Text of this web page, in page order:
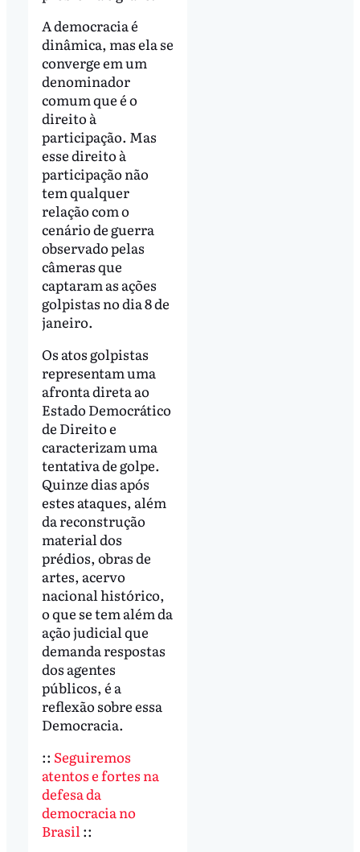
A democracia é
dinâmica, mas ela se
converge em um
denominador
comum que é o
direito à
participação. Mas
esse direito à
participação não
tem qualquer
relação com o
cenário de guerra
observado pelas
câmeras que
captaram as ações
golpistas no dia 8 de
janeiro.
Os atos golpistas
representam uma
afronta direta ao
Estado Democrático
de Direito e
caracterizam uma
tentativa de golpe.
Quinze dias após
estes ataques, além
da reconstrução
material dos
prédios, obras de
artes, acervo
nacional histórico,
o que se tem além da
ação judicial que
demanda respostas
dos agentes
públicos, é a
reflexão sobre essa
Democracia.
:: Seguiremos
atentos e fortes na
defesa da
democracia no
Brasil::